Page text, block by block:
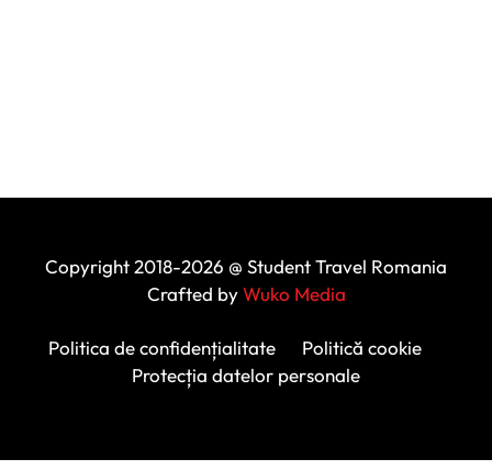
Copyright 2018-2026 @ Student Travel Romania
Crafted byWuko Media
Politica de confidențialitate
Politică cookie
Protecția datelor personale